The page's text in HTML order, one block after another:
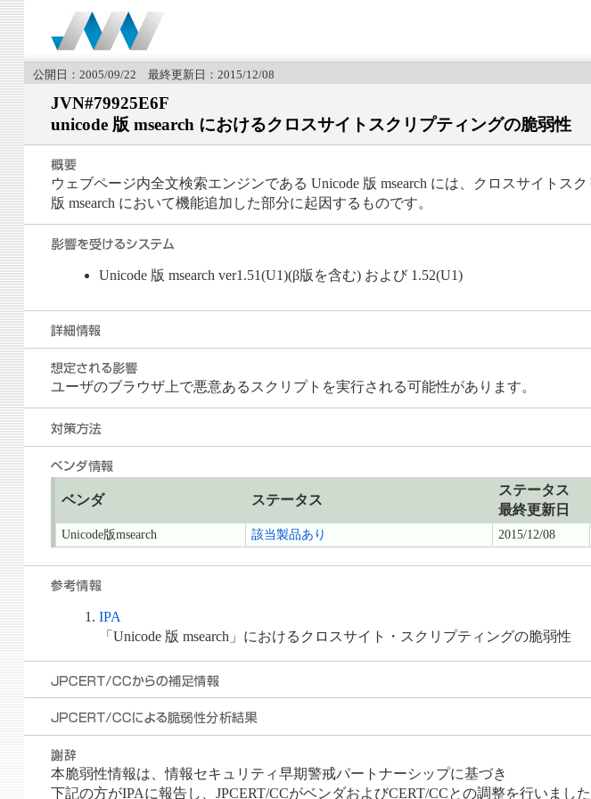
公開日：2005/09/22 最終更新日：2015/12/08
JVN#79925E6F
unicode 版 msearch におけるクロスサイトスクリプティングの脆弱性
ウェブページ内全文検索エンジンである Unicode 版 msearch には、クロスサイトス
版 msearch において機能追加した部分に起因するものです。
Unicode 版 msearch ver1.51(U1)(β版を含む) および 1.52(U1)
ユーザのブラウザ上で悪意あるスクリプトを実行される可能性があります。
ベンダ ステータス
ステータス
最終更新日
Unicode版msearch 該当製品あり 2015/12/08
IPA
「Unicode 版 msearch」におけるクロスサイト・スクリプティングの脆弱性
本脆弱性情報は、情報セキュリティ早期警戒パートナーシップに基づき
下記の方がIPAに報告し、JPCERT/CCがベンダおよびCERT/CCとの調整を行いました